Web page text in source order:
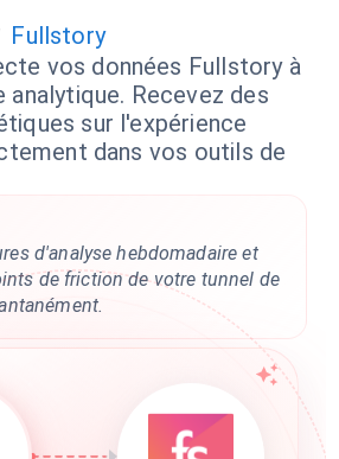
Fullstory
vos données Fullstory à
analytique. Recevez des
sur l'expérience
dans vos outils de
d'analyse hebdomadaire et
de friction de votre tunnel de